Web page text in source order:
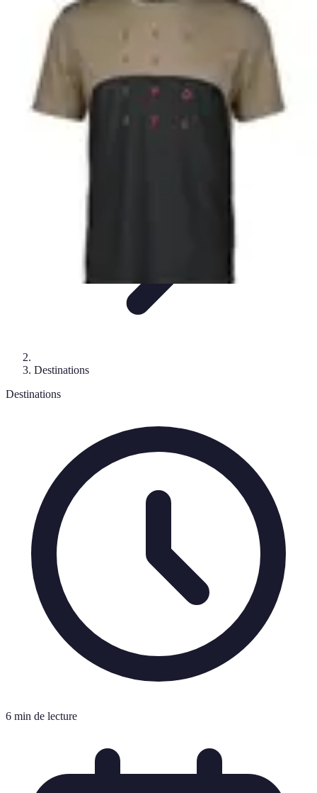
Découverte Monde
Inspiration de Voyage
Culture et
Tendances
Découverte Monde
Destinations
Destinations
6 min de lecture